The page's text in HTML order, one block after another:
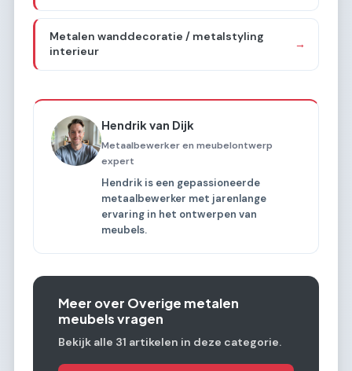
Metalen wanddecoratie / metalstyling
interieur
→
Hendrik van Dijk
Metaalbewerker en meubelontwerp
expert
Hendrik is een gepassioneerde
metaalbewerker met jarenlange
ervaring in het ontwerpen van
meubels.
Meer over Overige metalen
meubels vragen
Bekijk alle 31 artikelen in deze categorie.